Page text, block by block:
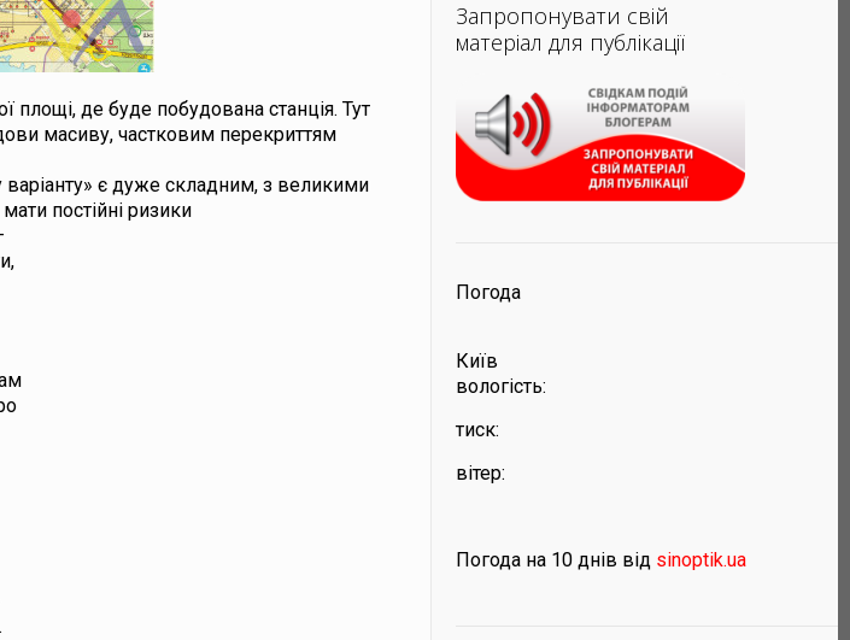
де буде побудована станція. Тут
масиву, частковим перекриттям
варіанту» є дуже складним, з великими
постійні ризики
Запропонувати свій
матеріал для публікації
Погода
Київ
вологість:
тиск:
вітер:
Погода на 10 днів від sinoptik.ua